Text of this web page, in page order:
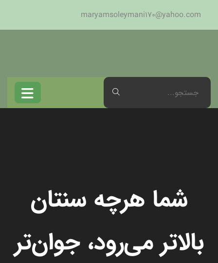
maryamsoleymani170@yahoo.com
شما هرچه سنتان
بالاتر می‌رود، جوان‌تر